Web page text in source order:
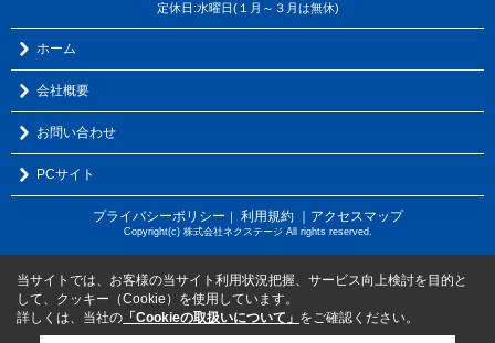
定休日:水曜日(１月～３月は無休)
ホーム
会社概要
お問い合わせ
PCサイト
プライバシーポリシー ｜ 利用規約 ｜アクセスマップ
Copyright(c) 株式会社ネクステージ All rights reserved.
当サイトでは、お客様の当サイト利用状況把握、サービス向上検討を目的と
して、クッキー（Cookie）を使用しています。
詳しくは、当社の 「Cookieの取扱いについて」 をご確認ください。